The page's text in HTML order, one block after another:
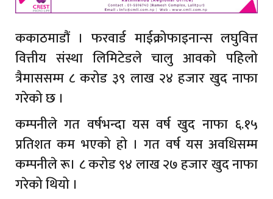
ककाठमाडौं । फरवार्ड माईक्रोफाइनान्स लघुवित्त
वित्तीय संस्था लिमिटेडले चालु आवको पहिलो
त्रैमाससम्म ८ करोड ३९ लाख २४ हजार खुद नाफा
गरेको छ ।
कम्पनीले गत वर्षभन्दा यस वर्ष खुद नाफा ६.१५
प्रतिशत कम भएको हो । गत वर्ष यस अवधिसम्म
कम्पनीले रू। ८ करोड ९४ लाख २७ हजार खुद नाफा
गरेको थियो ।